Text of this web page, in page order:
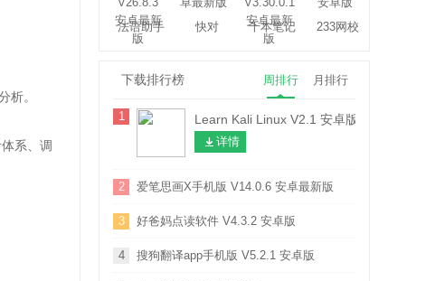
析。
系、调
法语助手 快对 千本笔记 233网校
下载排行榜 周排行 月排行
1 Learn Kali Linux V2.1 安卓版
详情
2 爱笔思画X手机版 V14.0.6 安卓最新版
3 好爸妈点读软件 V4.3.2 安卓版
4 搜狗翻译app手机版 V5.2.1 安卓版